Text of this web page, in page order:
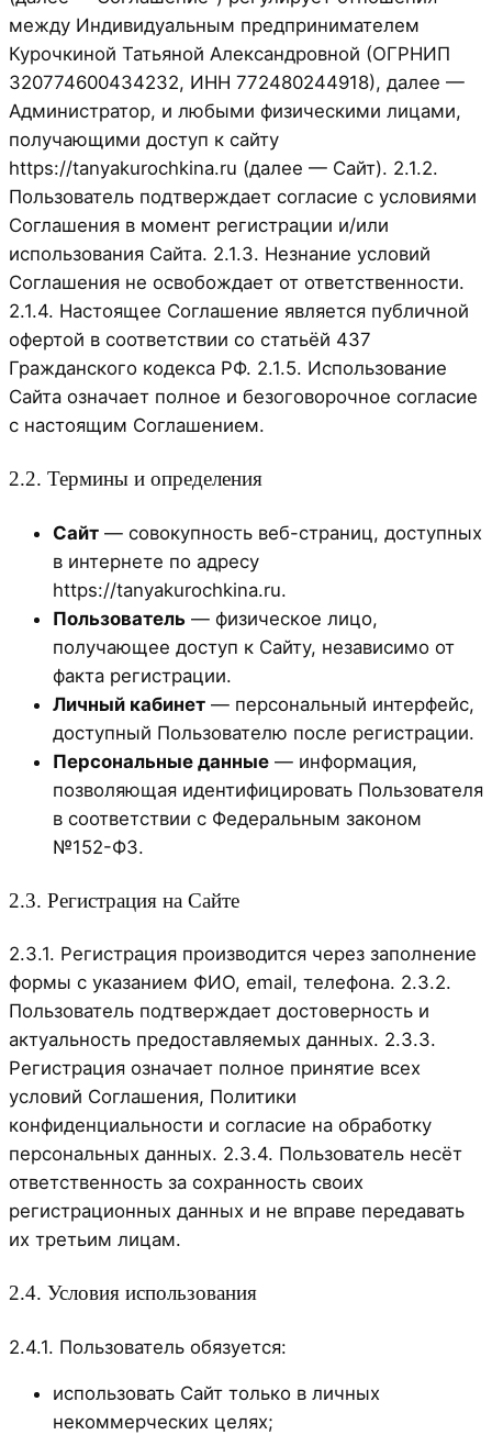
между Индивидуальным предпринимателем
Курочкиной Татьяной Александровной (ОГРНИП
320774600434232, ИНН 772480244918), далее —
Администратор, и любыми физическими лицами,
получающими доступ к сайту
https://tanyakurochkina.ru (далее — Сайт). 2.1.2.
Пользователь подтверждает согласие с условиями
Соглашения в момент регистрации и/или
использования Сайта. 2.1.3. Незнание условий
Соглашения не освобождает от ответственности.
2.1.4. Настоящее Соглашение является публичной
офертой в соответствии со статьёй 437
Гражданского кодекса РФ. 2.1.5. Использование
Сайта означает полное и безоговорочное согласие
с настоящим Соглашением.
2.2. Термины и определения
Сайт — совокупность веб-страниц, доступных
в интернете по адресу
https://tanyakurochkina.ru.
Пользователь — физическое лицо,
получающее доступ к Сайту, независимо от
факта регистрации.
Личный кабинет — персональный интерфейс,
доступный Пользователю после регистрации.
Персональные данные — информация,
позволяющая идентифицировать Пользователя
в соответствии с Федеральным законом
№152-ФЗ.
2.3. Регистрация на Сайте
2.3.1. Регистрация производится через заполнение
формы с указанием ФИО, email, телефона. 2.3.2.
Пользователь подтверждает достоверность и
актуальность предоставляемых данных. 2.3.3.
Регистрация означает полное принятие всех
условий Соглашения, Политики
конфиденциальности и согласие на обработку
персональных данных. 2.3.4. Пользователь несёт
ответственность за сохранность своих
регистрационных данных и не вправе передавать
их третьим лицам.
2.4. Условия использования
2.4.1. Пользователь обязуется:
использовать Сайт только в личных
некоммерческих целях;